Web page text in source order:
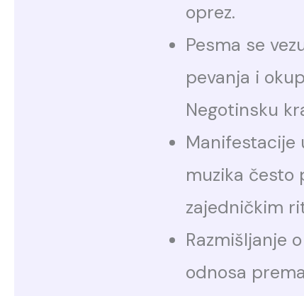
oprez.
Pesma se
pevanja i
Negotinsku
Manifestacije
muzika često
zajedničkim
Razmišljanje o
odnosa